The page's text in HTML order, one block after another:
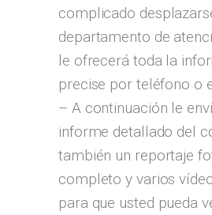
complicado
departamento de
le ofrecerá toda la
precise por teléfono o
– A continuación le
informe detallado del
también un reportaje
completo y varios
para que usted pueda